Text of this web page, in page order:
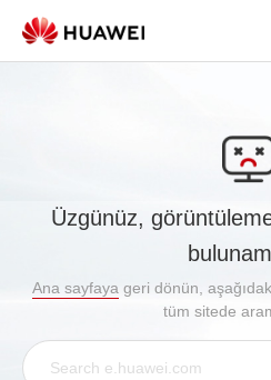
Üzgünüz,
Ana sayfaya geri dönün,
tüm sitede